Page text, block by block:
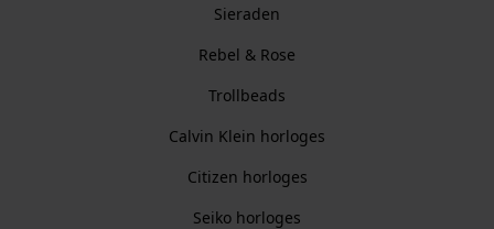
Sieraden
Rebel & Rose
Trollbeads
Calvin Klein horloges
Citizen horloges
Seiko horloges